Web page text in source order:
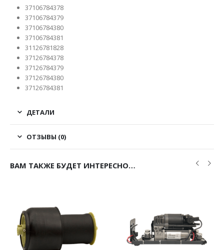
37106784378
37106784379
37106784380
37106784381
31126781828
37126784378
37126784379
37126784380
37126784381
ДЕТАЛИ
ОТЗЫВЫ (0)
ВАМ ТАКЖЕ БУДЕТ ИНТЕРЕСНО…